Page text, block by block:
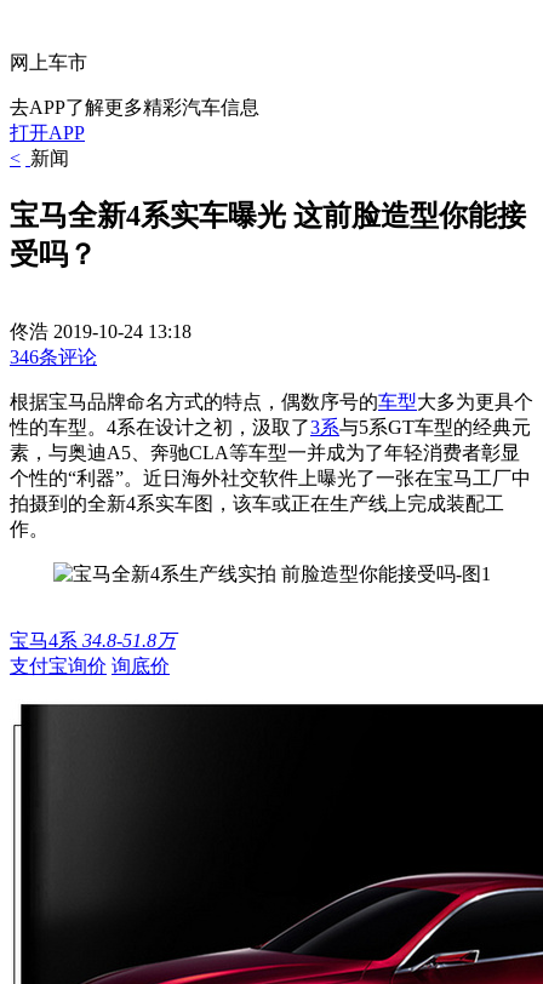
网上车市
去APP了解更多精彩汽车信息
打开APP
< 新闻
宝马全新4系实车曝光 这前脸造型你能接
受吗？
佟浩 2019-10-24 13:18
346条评论
根据宝马品牌命名方式的特点，偶数序号的车型大多为更具个
性的车型。4系在设计之初，汲取了3系与5系GT车型的经典元
素，与奥迪A5、奔驰CLA等车型一并成为了年轻消费者彰显
个性的“利器”。近日海外社交软件上曝光了一张在宝马工厂中
拍摄到的全新4系实车图，该车或正在生产线上完成装配工
作。
宝马4系 34.8-51.8万
支付宝询价 询底价